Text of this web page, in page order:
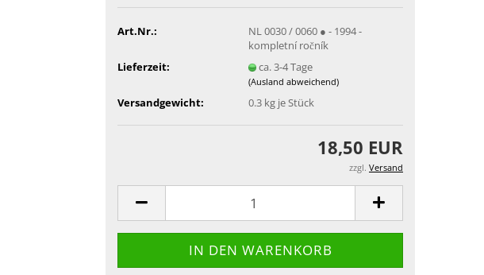
Art.Nr.:
NL 0030 / 0060 ● - 1994 -
kompletní ročník
Lieferzeit:
ca. 3-4 Tage
(Ausland abweichend)
Versandgewicht: 0.3 kg je Stück
18,50 EUR
zzgl. Versand